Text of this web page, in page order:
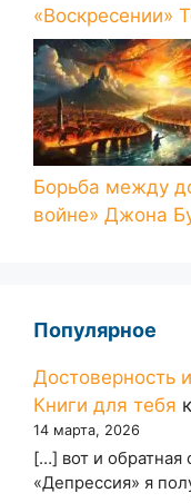
«Воскресении»
Борьба между
войне» Джона
Популярное
Достоверность
Книги для тебя к
14 марта, 2026
[…] вот и
«Депрессия» я